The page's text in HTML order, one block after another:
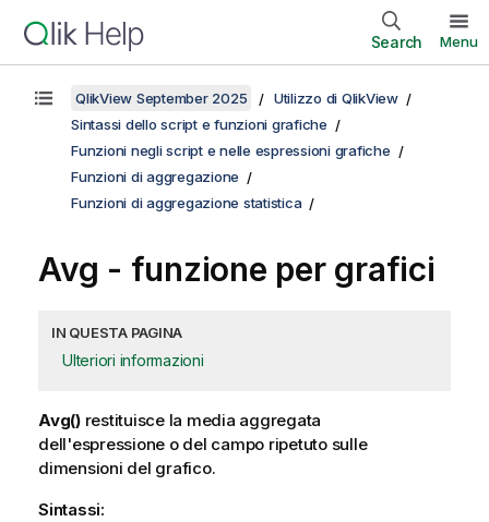
Search Menu
QlikView September 2025
Utilizzo di QlikView
Sintassi dello script e funzioni grafiche
Funzioni negli script e nelle espressioni grafiche
Funzioni di aggregazione
Funzioni di aggregazione statistica
Avg - funzione per grafici
IN QUESTA PAGINA
Ulteriori informazioni
Avg()restituisce la media aggregata
dell'espressione o del campo ripetuto sulle
dimensioni del grafico.
Sintassi: